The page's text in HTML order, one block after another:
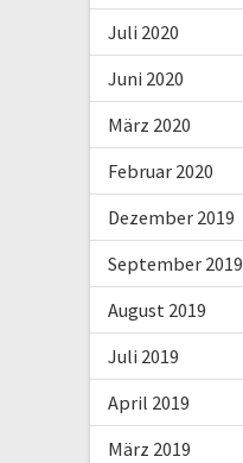
Juli 2020
Juni 2020
März 2020
Februar 2020
Dezember 2019
September 2019
August 2019
Juli 2019
April 2019
März 2019